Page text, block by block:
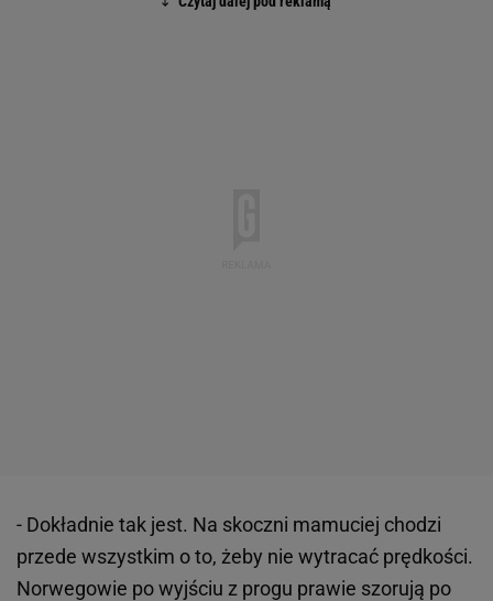
- Dokładnie tak jest. Na skoczni mamuciej chodzi
przede wszystkim o to, żeby nie wytracać prędkości.
Norwegowie po wyjściu z progu prawie szorują po